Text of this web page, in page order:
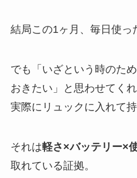
結局この1ヶ月、毎日使っ
でも「いざという時のた
おきたい」と思わせてく
実際にリュックに入れて
それは軽さ×バッテリー×
取れている証拠。